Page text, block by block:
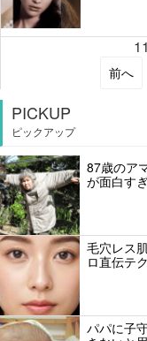
前へ
PICKUP
ピックアップ
87歳のア
が面白す
毛穴レス
ロ直伝テ
パパに子